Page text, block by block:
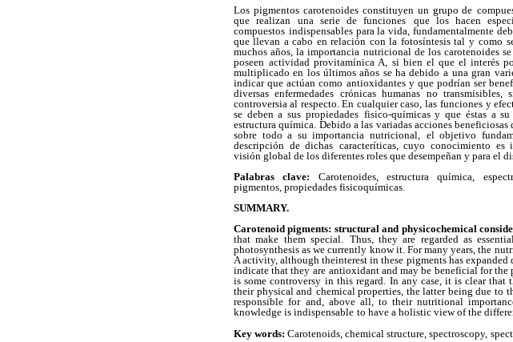
Los pigmentos carotenoides constituyen un grupo de
que realizan una serie de funciones
que los hacen
compuestos indispensables para la vida, fundamentalmente
que llevan a cabo en relación con la fotosíntesis tal y como
muchos años, la importancia nutricional de los carotenoides
poseen actividad provitamínica A, si bien el que el interés
multiplicado en los últimos años se ha debido a una gran
indicar que actúan como antioxidantes y que podrían ser
diversas enfermedades crónicas humanas no transmisibles,
controversia al respecto. En cualquier caso, las funciones y
se deben a sus propiedades fisico-químicas y que éstas a
estructura química. Debido a las variadas acciones beneficiosas
sobre todo a su importancia nutricional,
el objetivo
descripción de dichas caracteríticas, cuyo conocimiento es
visión global de los diferentes roles que desempeñan y para el
Palabras clave: Carotenoides, estructura química,
pigmentos, propiedades fisicoquímicas.
SUMMARY.
Carotenoid pigments: structural and physicochemical
that make them special. Thus, they are regarded as
photosynthesis as we currently know it. For many years, the
A activity, although theinterest in these pigments has
indicate that they are antioxidant and may be beneficial for the
is some controversy in this regard. In any case, it is clear that
their physical and chemical properties, the latter being due to
responsible for and, above all, to their nutritional
knowledge is indispensable to have a holistic view of the
Key words: Carotenoids, chemical structure, spectroscopy,